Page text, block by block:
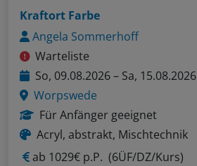
Kraftort Farbe
Angela Sommerhoff
Warteliste
So, 09.08.2026 – Sa, 15.08.2026
Worpswede
Für Anfänger geeignet
Acryl, abstrakt, Mischtechnik
ab 1029€ p.P. (6ÜF/DZ/Kurs)